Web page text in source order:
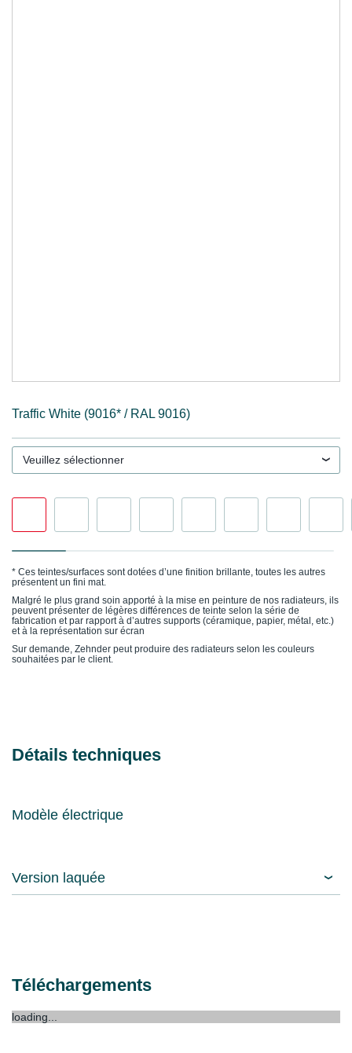
Traffic White (9016* / RAL 9016)
Veuillez sélectionner
* Ces teintes/surfaces sont dotées d’une finition brillante, toutes les autres
présentent un fini mat.
Malgré le plus grand soin apporté à la mise en peinture de nos radiateurs, ils
peuvent présenter de légères différences de teinte selon la série de
fabrication et par rapport à d’autres supports (céramique, papier, métal, etc.)
et à la représentation sur écran
Sur demande, Zehnder peut produire des radiateurs selon les couleurs
souhaitées par le client.
Détails techniques
Modèle électrique
Version laquée
Téléchargements
loading...